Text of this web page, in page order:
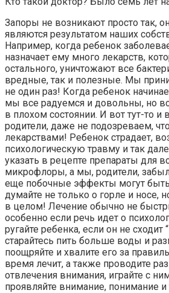
Запоры не возникают просто так,
являются результатом наших
Например, когда ребенок
назначает ему много лекарств,
остального, уничтожают все
вредные, так и полезные. Мы
не один раз! Когда ребенок
мы все радуемся и довольны, но
в плохом состоянии. И вот тут-то
родители, даже не подозреваем,
лекарствами! Ребенок страдает,
психологическую травму и так
указать в рецепте препараты для
микрофлоры, а мы, родители,
еще побочные эффекты могут быть
думайте не только о горле и носе,
в целом! Лечение обычно не
особенно если речь идет о
ругайте ребенка, если он не сходит
старайтесь пить больше воды и
поощряйте и хвалите его за
время лечит, а также проводите
отвлечения внимания, играйте с
проявляйте внимание, понимание и